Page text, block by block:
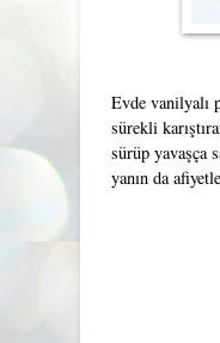
Evde vanilyalı
sürekli
sürüp yavaşça
yanın da